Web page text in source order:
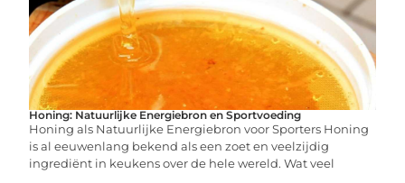
Honing: Natuurlijke Energiebron en Sportvoeding
Honing als Natuurlijke Energiebron voor Sporters Honing
is al eeuwenlang bekend als een zoet en veelzijdig
ingrediënt in keukens over de hele wereld. Wat veel